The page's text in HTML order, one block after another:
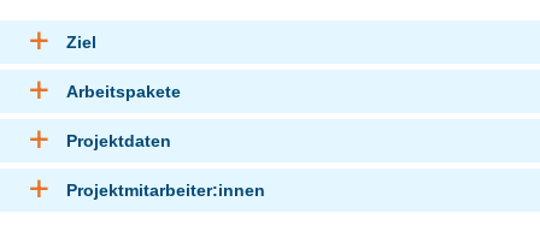
Ziel
Arbeitspakete
Projektdaten
Projektmitarbeiter:innen